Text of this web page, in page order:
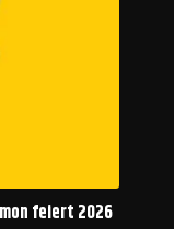
feiert 2026